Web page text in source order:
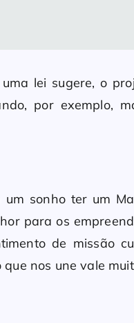
lei sugere, o
por exemplo,
um sonho ter um
para os
de missão
nos une vale